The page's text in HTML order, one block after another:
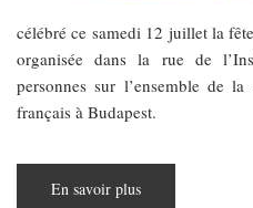
célébré ce samedi 12 juillet la
organisée dans la rue de
personnes sur l’ensemble de
français à Budapest.
En savoir plus